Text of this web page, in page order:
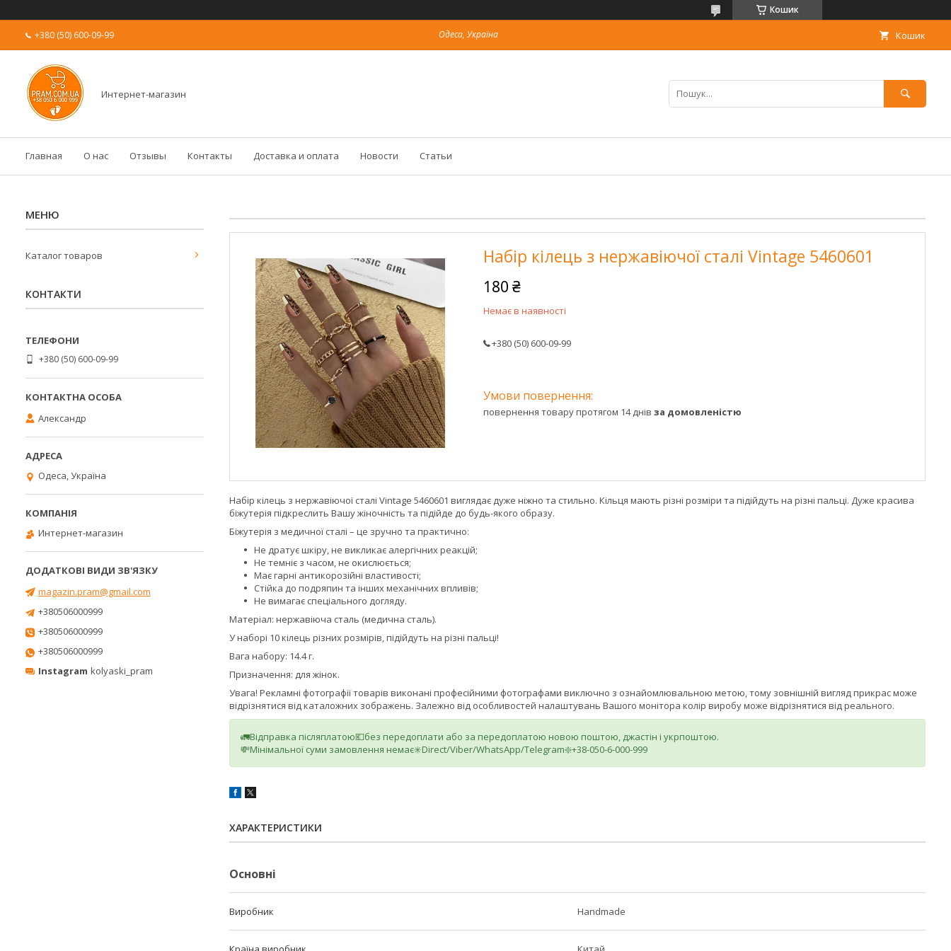
Кошик
+380 (50) 600-09-99 Одеса, Україна Кошик
Интернет-магазин
Главная О нас Отзывы Контакты Доставка и оплата Новости Статьи
Набір кілець з нержавіючої сталі Vintage 5460601
180 ₴
Немає в наявності
+380 (50) 600-09-99
повернення товару протягом 14 днів за домовленістю
Набір кілець з нержавіючої сталі Vintage 5460601 виглядає дуже ніжно та стильно. Кільця мають різні розміри та підійдуть на різні пальці. Дуже красива
біжутерія підкреслить Вашу жіночність та підійде до будь-якого образу.
Біжутерія з медичної сталі – це зручно та практично:
Не дратує шкіру, не викликає алергічних реакцій;
Не темніє з часом, не окислюється;
Має гарні антикорозійні властивості;
Стійка до подряпин та інших механічних впливів;
Не вимагає спеціального догляду.
Матеріал: нержавіюча сталь (медична сталь).
У наборі 10 кілець різних розмірів, підійдуть на різні пальці!
Вага набору: 14.4 г.
Призначення: для жінок.
Увага! Рекламні фотографії товарів виконані професійними фотографами виключно з ознайомлювальною метою, тому зовнішній вигляд прикрас може
відрізнятися від каталожних зображень. Залежно від особливостей налаштувань Вашого монітора колір виробу може відрізнятися від реального.
🚛Відправка післяплатою💶без передоплати або за передоплатою новою поштою, джастін і укрпоштою.
💸Мінімальної суми замовлення немає✳️Direct/Viber/WhatsApp/Telegram❇️+38-050-6-000-999
ХАРАКТЕРИСТИКИ
Основні
Виробник Handmade
Каталог товаров
КОНТАКТИ
+380 (50) 600-09-99
Александр
Одеса, Україна
Интернет-магазин
magazin.pram@gmail.com
+380506000999
+380506000999
+380506000999
Instagram kolyaski_pram